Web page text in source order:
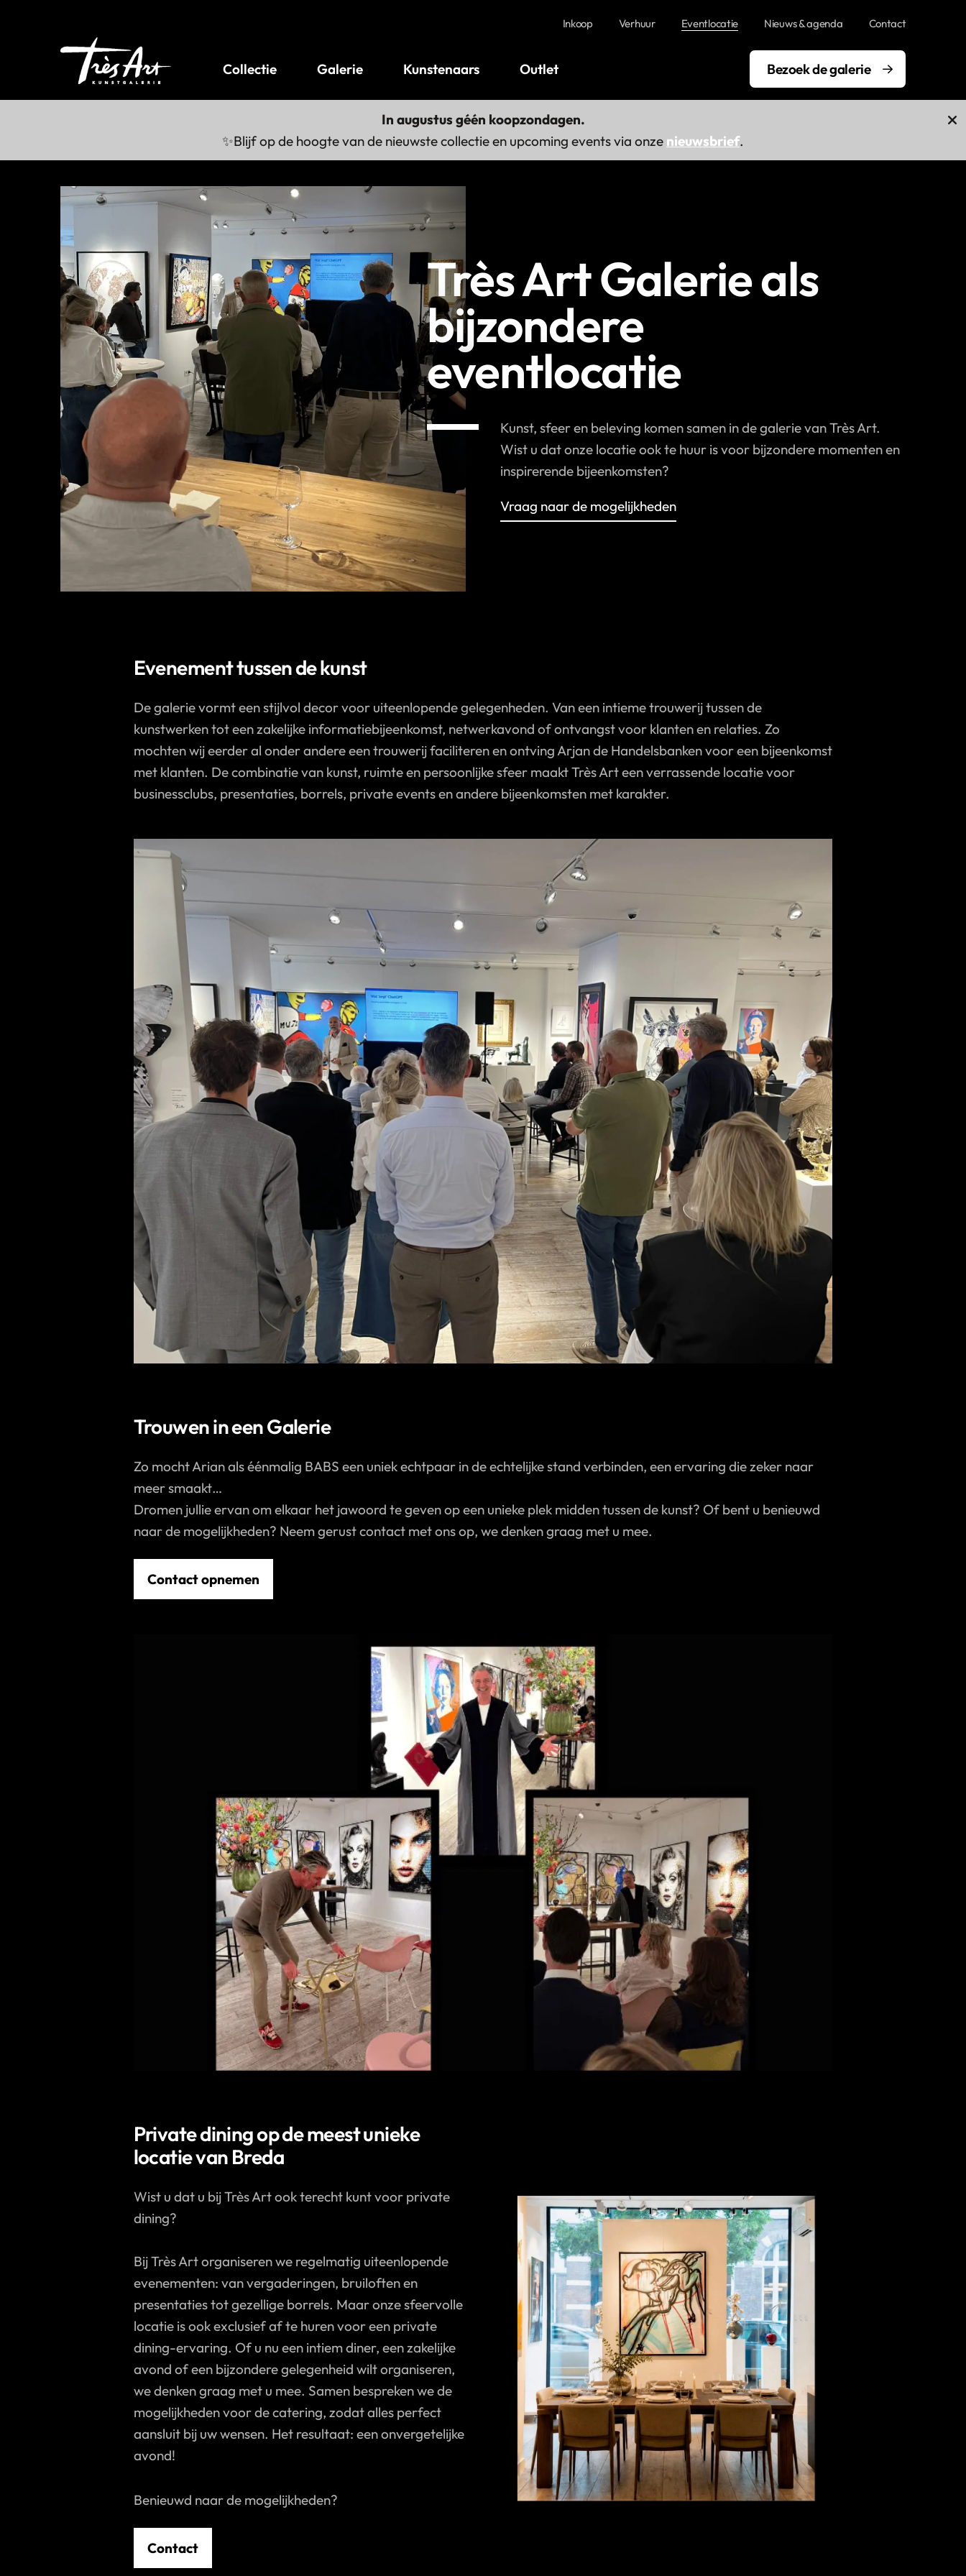
Inkoop Verhuur Eventlocatie Nieuws & agenda Contact
Collectie Galerie Kunstenaars Outlet Bezoek de galerie
In augustus géén koopzondagen.
✨Blijf op de hoogte van de nieuwste collectie en upcoming events via onze nieuwsbrief.
Très Art Galerie als
bijzondere
eventlocatie
Kunst, sfeer en beleving komen samen in de galerie van Très Art.
Wist u dat onze locatie ook te huur is voor bijzondere momenten en
inspirerende bijeenkomsten?
Vraag naar de mogelijkheden
Evenement tussen de kunst
De galerie vormt een stijlvol decor voor uiteenlopende gelegenheden. Van een intieme trouwerij tussen de
kunstwerken tot een zakelijke informatiebijeenkomst, netwerkavond of ontvangst voor klanten en relaties. Zo
mochten wij eerder al onder andere een trouwerij faciliteren en ontving Arjan de Handelsbanken voor een bijeenkomst
met klanten. De combinatie van kunst, ruimte en persoonlijke sfeer maakt Très Art een verrassende locatie voor
businessclubs, presentaties, borrels, private events en andere bijeenkomsten met karakter.
Trouwen in een Galerie
Zo mocht Arian als éénmalig BABS een uniek echtpaar in de echtelijke stand verbinden, een ervaring die zeker naar
meer smaakt…
Dromen jullie ervan om elkaar het jawoord te geven op een unieke plek midden tussen de kunst? Of bent u benieuwd
naar de mogelijkheden? Neem gerust contact met ons op, we denken graag met u mee.
Contact opnemen
Private dining op de meest unieke
locatie van Breda
Wist u dat u bij Très Art ook terecht kunt voor private
dining?
Bij Très Art organiseren we regelmatig uiteenlopende
evenementen: van vergaderingen, bruiloften en
presentaties tot gezellige borrels. Maar onze sfeervolle
locatie is ook exclusief af te huren voor een private
dining-ervaring. Of u nu een intiem diner, een zakelijke
avond of een bijzondere gelegenheid wilt organiseren,
we denken graag met u mee. Samen bespreken we de
mogelijkheden voor de catering, zodat alles perfect
aansluit bij uw wensen. Het resultaat: een onvergetelijke
avond!
Benieuwd naar de mogelijkheden?
Contact